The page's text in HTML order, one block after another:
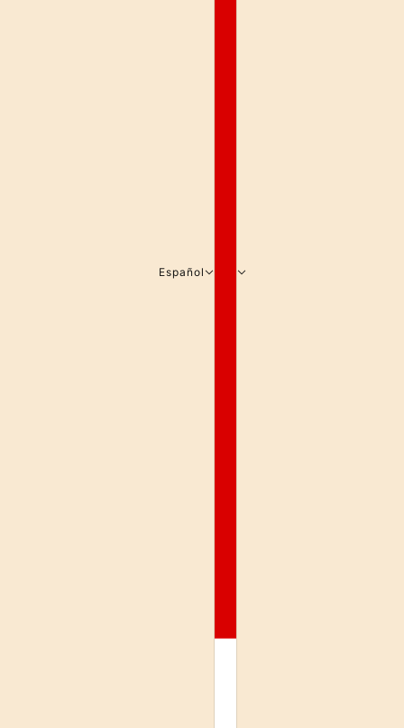
Español